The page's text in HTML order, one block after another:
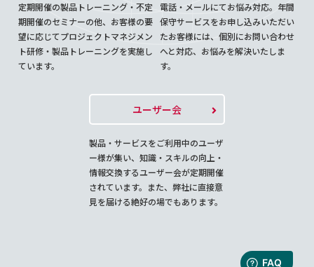
定期開催の製品トレーニング・不定
期開催のセミナーの他、お客様の要
望に応じてプロジェクトマネジメン
ト研修・製品トレーニングを実施し
ています。
電話・メールにてお悩み対応。年間
保守サービスをお申し込みいただい
たお客様には、個別にお問い合わせ
へと対応、お悩みを解決いたしま
す。
ユーザー会
製品・サービスをご利用中のユーザ
ー様が集い、知識・スキルの向上・
情報交換するユーザー会が定期開催
されています。また、弊社に直接意
見を届ける絶好の場でもあります。